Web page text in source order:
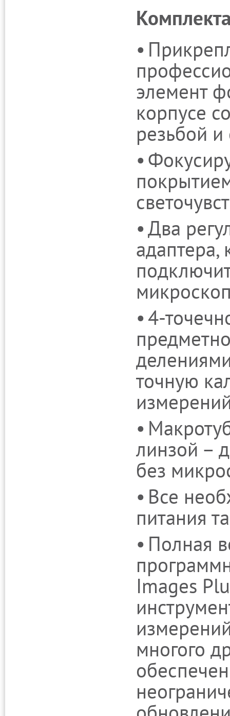
элемент
корпусе
резьбой
Два
адаптера,
4-
точную
линзой –
без
Все
питания
Полная
Images
многого